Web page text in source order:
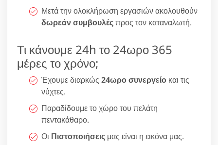
Μετά την ολοκλήρωση εργασιών ακολουθούν
δωρεάν συμβουλέςπρος τον καταναλωτή.
Τι κάνουμε 24h το 24ωρο 365
μέρες το χρόνο;
Έχουμε διαρκώς 24ωρο συνεργείο και τις
νύχτες.
Παραδίδουμε το χώρο του πελάτη
πεντακάθαρο.
Οι Πιστοποιήσεις μας είναι η εικόνα μας.